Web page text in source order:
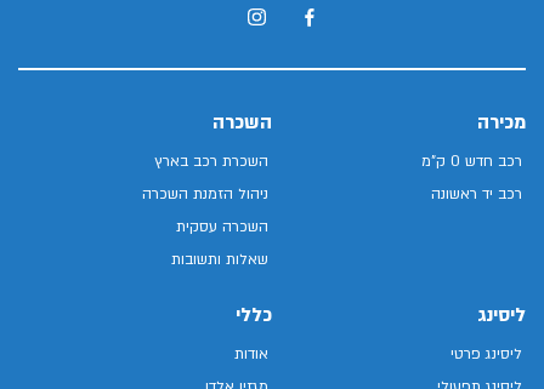
מכירה
רכב חדש 0 ק"מ
רכב יד ראשונה
השכרה
השכרת רכב בארץ
ניהול הזמנת השכרה
השכרה עסקית
שאלות ותשובות
ליסינג
ליסינג פרטי
כללי
אודות